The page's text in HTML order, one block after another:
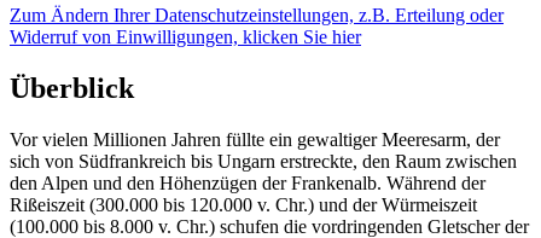
Zum Ändern Ihrer Datenschutzeinstellungen, z.B. Erteilung oder
Widerruf von Einwilligungen, klicken Sie hier
Überblick
Vor vielen Millionen Jahren füllte ein gewaltiger Meeresarm, der
sich von Südfrankreich bis Ungarn erstreckte, den Raum zwischen
den Alpen und den Höhenzügen der Frankenalb. Während der
Rißeiszeit (300.000 bis 120.000 v. Chr.) und der Würmeiszeit
(100.000 bis 8.000 v. Chr.) schufen die vordringenden Gletscher der